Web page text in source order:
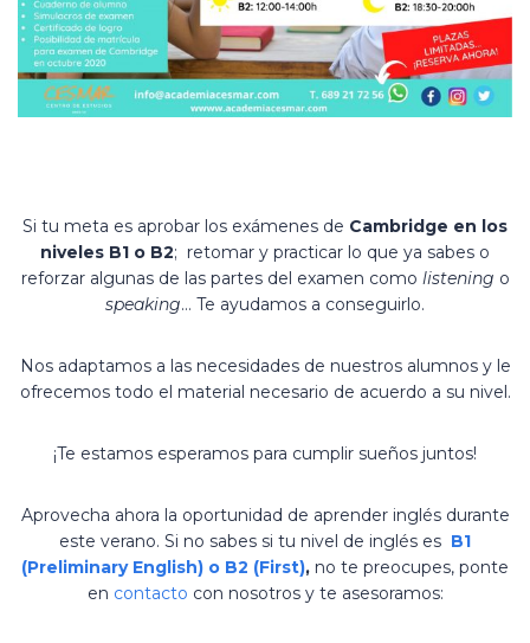
Si tu meta es aprobar los exámenes de Cambridge en los
niveles B1 o B2; retomar y practicar lo que ya sabes o
reforzar algunas de las partes del examen como listening o
speaking… Te ayudamos a conseguirlo.
Nos adaptamos a las necesidades de nuestros alumnos y le
ofrecemos todo el material necesario de acuerdo a su nivel.
¡Te estamos esperamos para cumplir sueños juntos!
Aprovecha ahora la oportunidad de aprender inglés durante
este verano. Si no sabes si tu nivel de inglés es B1
(Preliminary English) o B2 (First), no te preocupes, ponte
en contacto con nosotros y te asesoramos: